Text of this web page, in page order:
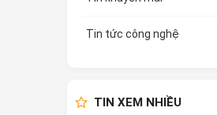
Tin tức công nghệ
TIN XEM NHIỀU